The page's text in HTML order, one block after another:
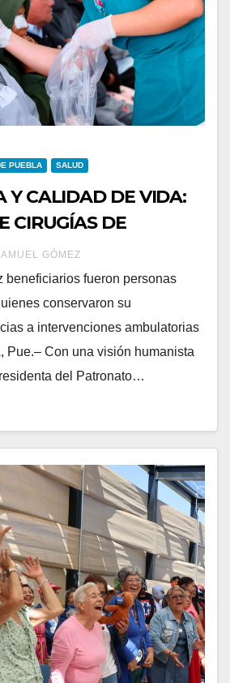
PUEBLA SALUD
Y CALIDAD DE VIDA:
CIRUGÍAS DE
SEDIF
GÓMEZ
beneficiarios fueron personas
conservaron su
a intervenciones ambulatorias
Pue.– Con una visión humanista
del Patronato…